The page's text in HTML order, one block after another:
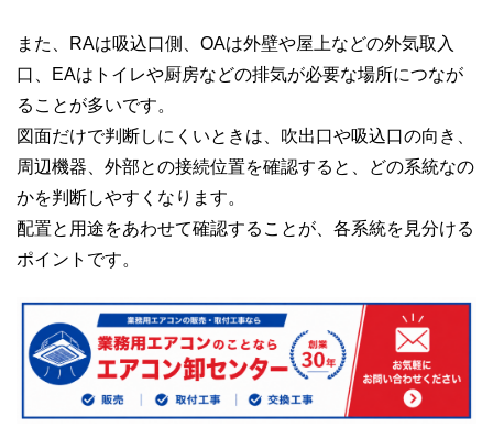
また、RAは吸込口側、OAは外壁や屋上などの外気取入
口、EAはトイレや厨房などの排気が必要な場所につなが
ることが多いです。
図面だけで判断しにくいときは、吹出口や吸込口の向き、
周辺機器、外部との接続位置を確認すると、どの系統なの
かを判断しやすくなります。
配置と用途をあわせて確認することが、各系統を見分ける
ポイントです。